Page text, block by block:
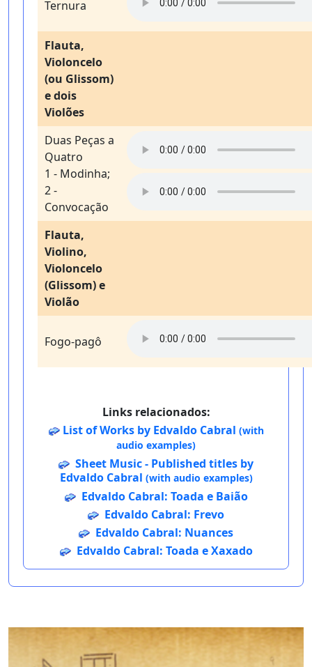
Ternura
Flauta,
Violoncelo
(ou Glissom)
e dois
Violões
Duas Peças a
Quatro
1 - Modinha;
2 -
Convocação
Flauta,
Violino,
Violoncelo
(Glissom) e
Violão
Fogo-pagô
Links relacionados:
List of Works by Edvaldo Cabral (with
audio examples)
Sheet Music - Published titles by
Edvaldo Cabral (with audio examples)
Edvaldo Cabral: Toada e Baião
Edvaldo Cabral: Frevo
Edvaldo Cabral: Nuances
Edvaldo Cabral: Toada e Xaxado